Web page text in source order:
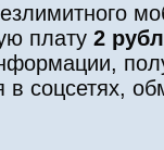
плату 2
в соцсетях,